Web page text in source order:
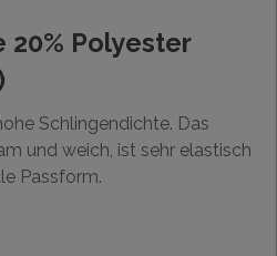
20% Polyester
Schlingendichte. Das
und weich, ist sehr elastisch
Passform.